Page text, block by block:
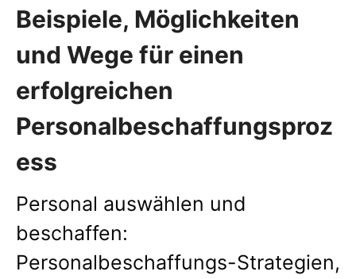
Beispiele, Möglichkeiten
und Wege für einen
erfolgreichen
Personalbeschaffungsproz
ess
Personal auswählen und
beschaffen:
Personalbeschaffungs-Strategien,